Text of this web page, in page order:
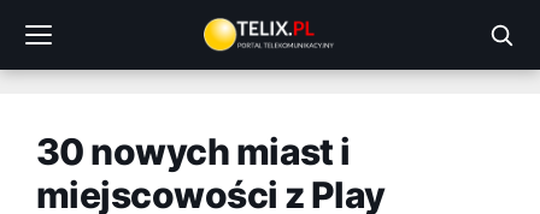
treści
30 nowych miast i
miejscowości z Play